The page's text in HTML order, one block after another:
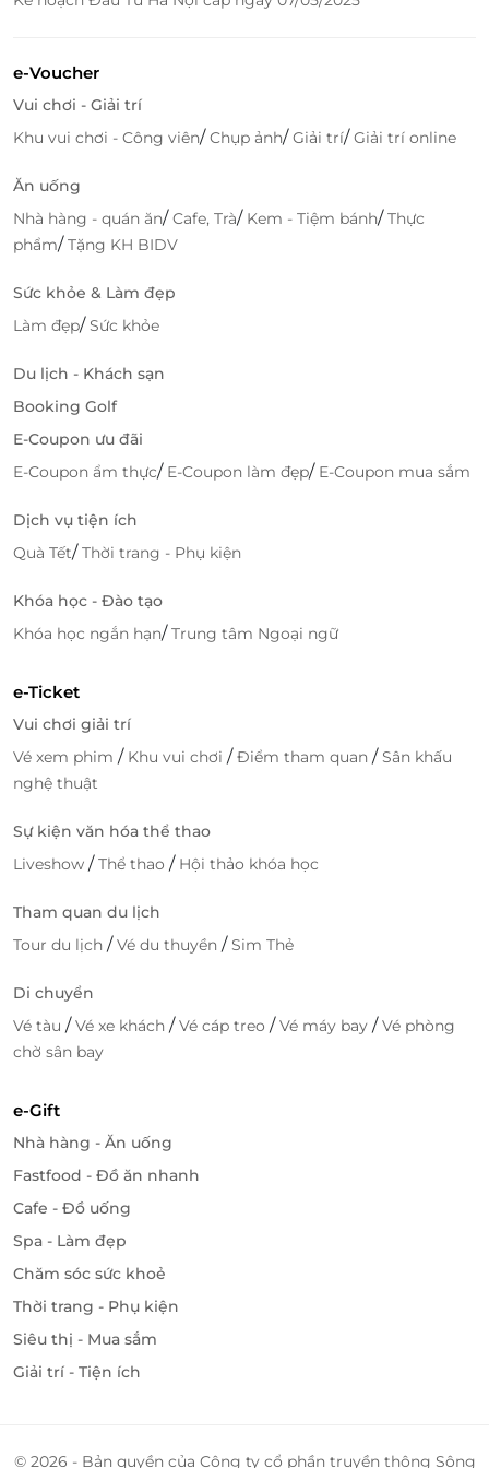
Đừng bỏ lỡ cơ hội sở hữu thẻ quà tặng LifeLink cho A
Mà Kitchen ngay hôm nay! Hãy truy cập
nghiệm ẩm thực Hong Kong chuẩn vị giữa lòng Sài
Gòn.
e-Voucher
Vui chơi - Giải trí
Khu vui chơi - Công viên/Chụp ảnh/Giải trí/Giải trí online
Ăn uống
Nhà hàng - quán ăn/Cafe, Trà/ Kem - Tiệm bánh/Thực
phẩm/Tặng KH BIDV
Sức khỏe & Làm đẹp
Làm đẹp/Sức khỏe
Du lịch - Khách sạn
Booking Golf
E-Coupon ưu đãi
E-Coupon ẩm thực/ E-Coupon làm đẹp/ E-Coupon mua sắm
Dịch vụ tiện ích
Quà Tết/Thời trang - Phụ kiện
Khóa học - Đào tạo
Khóa học ngắn hạn/Trung tâm Ngoại ngữ
e-Ticket
Vui chơi giải trí
Vé xem phim / Khu vui chơi /Điểm tham quan /Sân khấu
nghệ thuật
Sự kiện văn hóa thể thao
Liveshow /Thể thao / Hội thảo khóa học
Tham quan du lịch
Tour du lịch /Vé du thuyền /Sim Thẻ
Di chuyển
Vé tàu /Vé xe khách /Vé cáp treo /Vé máy bay /Vé phòng
chờ sân bay
e-Gift
Nhà hàng - Ăn uống
Fastfood - Đồ ăn nhanh
Cafe - Đồ uống
Spa - Làm đẹp
Chăm sóc sức khoẻ
Thời trang - Phụ kiện
Siêu thị - Mua sắm
Giải trí - Tiện ích
© 2026 - Bản quyền của Công ty cổ phần truyền thông Sông